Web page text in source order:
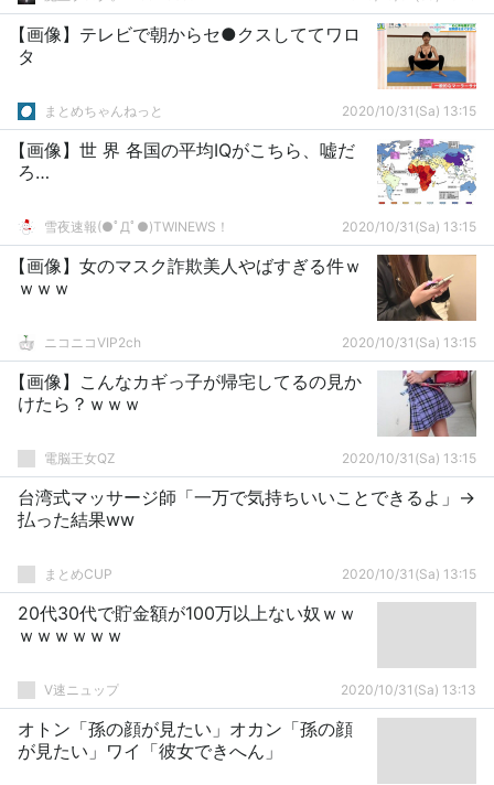
【画像】テレビで朝からセ●クスしててワロ
タ
まとめちゃんねっと 2020/10/31(Sa) 13:15
【画像】世 界 各国の平均IQがこちら、嘘だ
ろ…
雪夜速報(●ﾟДﾟ●)TWINEWS！ 2020/10/31(Sa) 13:15
【画像】女のマスク詐欺美人やばすぎる件ｗ
ｗｗｗ
ニコニコVIP2ch 2020/10/31(Sa) 13:15
【画像】こんなカギっ子が帰宅してるの見か
けたら？ｗｗｗ
電脳王女QZ 2020/10/31(Sa) 13:15
台湾式マッサージ師「一万で気持ちいいことできるよ」→
払った結果ww
まとめCUP 2020/10/31(Sa) 13:15
20代30代で貯金額が100万以上ない奴ｗｗ
ｗｗｗｗｗｗ
V速ニュップ 2020/10/31(Sa) 13:13
オトン「孫の顔が見たい」オカン「孫の顔
が見たい」ワイ「彼女できへん」